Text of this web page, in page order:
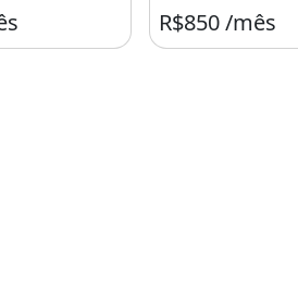
piloto e demais
R$850 /mês